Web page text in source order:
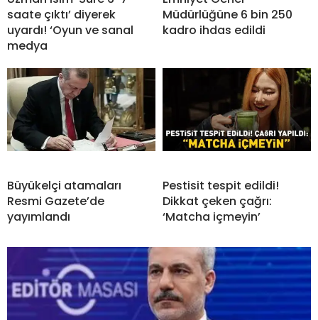
saate çıktı’ diyerek
uyardı! ‘Oyun ve sanal
medya
Müdürlüğüne 6 bin 250
kadro ihdas edildi
Büyükelçi atamaları
Resmi Gazete’de
yayımlandı
Pestisit tespit edildi!
Dikkat çeken çağrı:
‘Matcha içmeyin’